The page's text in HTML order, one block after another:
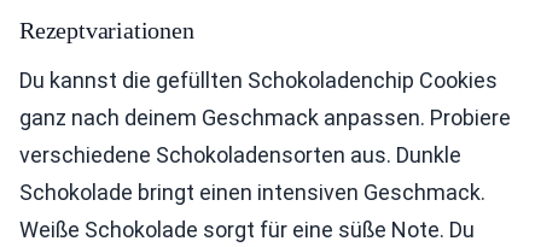
Rezeptvariationen
Du kannst die gefüllten Schokoladenchip Cookies
ganz nach deinem Geschmack anpassen. Probiere
verschiedene Schokoladensorten aus. Dunkle
Schokolade bringt einen intensiven Geschmack.
Weiße Schokolade sorgt für eine süße Note. Du